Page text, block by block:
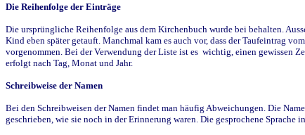
Die Reihenfolge der Einträge
Die ursprüngliche Reihenfolge aus dem Kirchenbuch wurde bei behalten.
Kind eben später getauft. Manchmal kam es auch vor, dass der Taufeintrag
vorgenommen. Bei der Verwendung der Liste ist es wichtig, einen gewissen
erfolgt nach Tag, Monat und Jahr.
Schreibweise der Namen
Bei den Schreibweisen der Namen findet man häufig Abweichungen. Die
geschrieben, wie sie noch in der Erinnerung waren. Die gesprochene